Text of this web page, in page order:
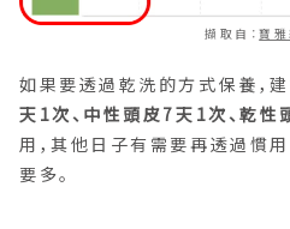
擷取自：寶
如果要透過乾洗的方式保養，
天1次、中性頭皮7天1次、乾
用，其他日子有需要再透過慣
要多。